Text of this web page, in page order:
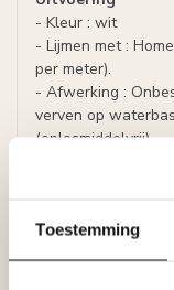
Toestemming
- Kleur : wit
- Lijmen met :
per meter).
- Afwerking :
verven op
(oplosmiddelvrij).
Specificaties